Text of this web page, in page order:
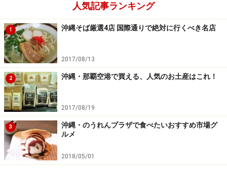
人気記事ランキング
1 沖縄そば厳選4店 国際通りで絶対に行くべき名店
2017/08/13
2 沖縄・那覇空港で買える、人気のお土産はこれ！
2017/08/19
3
沖縄・のうれんプラザで食べたいおすすめ市場グ
ルメ
2018/05/01